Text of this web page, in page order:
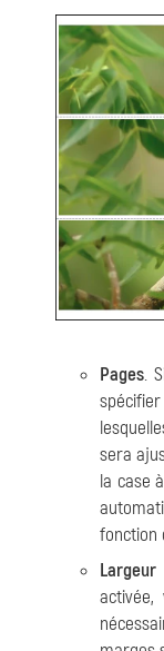
Pages.
sera
la case
fonction